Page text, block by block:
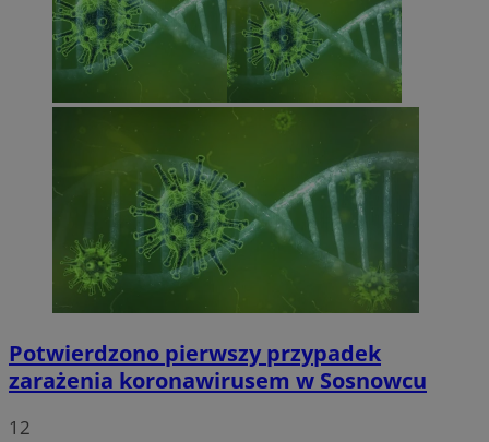
Potwierdzono pierwszy przypadek
zarażenia koronawirusem w Sosnowcu
12